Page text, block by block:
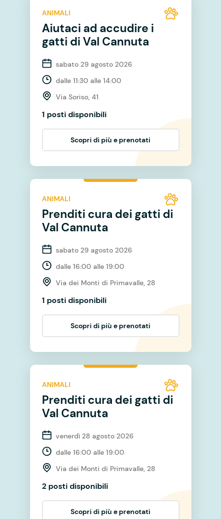
ANIMALI
Aiutaci ad accudire i
gatti di Val Cannuta
sabato 29 agosto 2026
dalle 11:30 alle 14:00
Via Soriso, 41
1 posti disponibili
Scopri di più e prenotati
ANIMALI
Prenditi cura dei gatti di
Val Cannuta
sabato 29 agosto 2026
dalle 16:00 alle 19:00
Via dei Monti di Primavalle, 28
1 posti disponibili
Scopri di più e prenotati
ANIMALI
Prenditi cura dei gatti di
Val Cannuta
venerdì 28 agosto 2026
dalle 16:00 alle 19:00
Via dei Monti di Primavalle, 28
2 posti disponibili
Scopri di più e prenotati